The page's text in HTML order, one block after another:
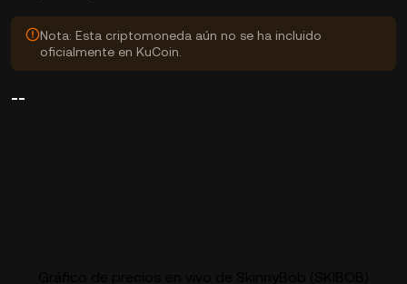
Nota: Esta criptomoneda aún no se ha incluido
oficialmente en KuCoin.
--